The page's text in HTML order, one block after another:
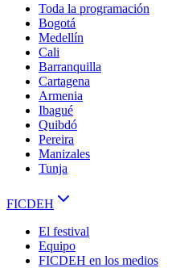
Toda la programación
Bogotá
Medellín
Cali
Barranquilla
Cartagena
Armenia
Ibagué
Quibdó
Pereira
Manizales
Tunja
FICDEH
El festival
Equipo
FICDEH en los medios